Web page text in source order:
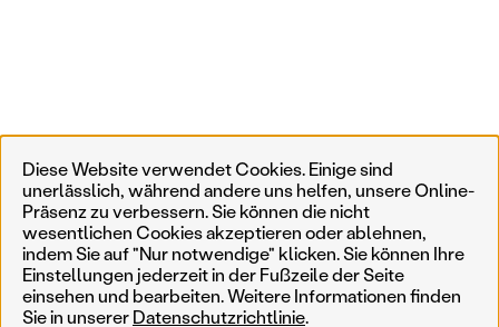
Diese Website verwendet Cookies. Einige sind
unerlässlich, während andere uns helfen, unsere Online-
Präsenz zu verbessern. Sie können die nicht
wesentlichen Cookies akzeptieren oder ablehnen,
indem Sie auf "Nur notwendige" klicken. Sie können Ihre
Einstellungen jederzeit in der Fußzeile der Seite
einsehen und bearbeiten. Weitere Informationen finden
Sie in unsererDatenschutzrichtlinie.